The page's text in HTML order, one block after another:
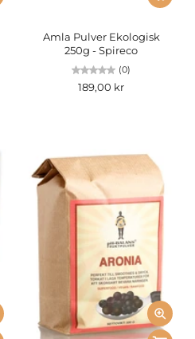
Amla Pulver Ekologisk
250g - Spireco
(0)
189,00 kr